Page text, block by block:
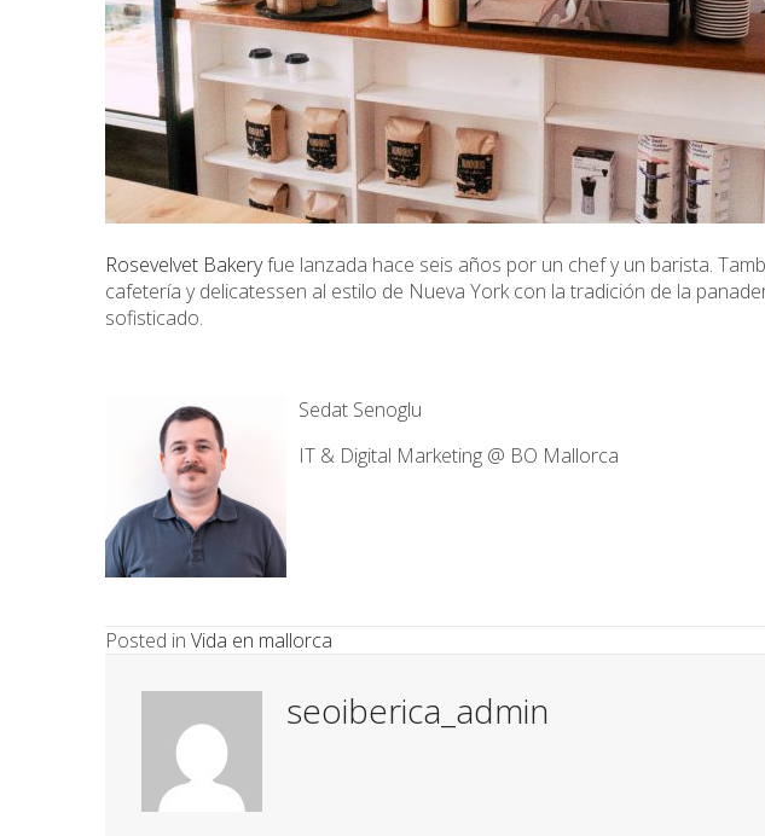
Rosevelvet Bakeryfue lanzada hace seis años por un chef y un barista.
cafetería y delicatessen al estilo de Nueva York con la tradición de la
sofisticado.
Sedat Senoglu
IT & Digital Marketing @ BO Mallorca
Posted in Vida en mallorca
seoiberica_admin